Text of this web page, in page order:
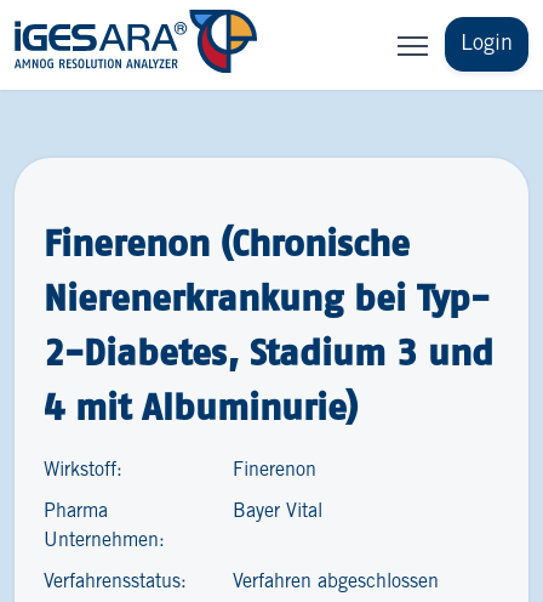
Login
Finerenon (Chronische
Nierenerkrankung bei Typ-
2-Diabetes, Stadium 3 und
4 mit Albuminurie)
Wirkstoff: Finerenon
Pharma
Unternehmen:
Bayer Vital
Verfahrensstatus: Verfahren abgeschlossen